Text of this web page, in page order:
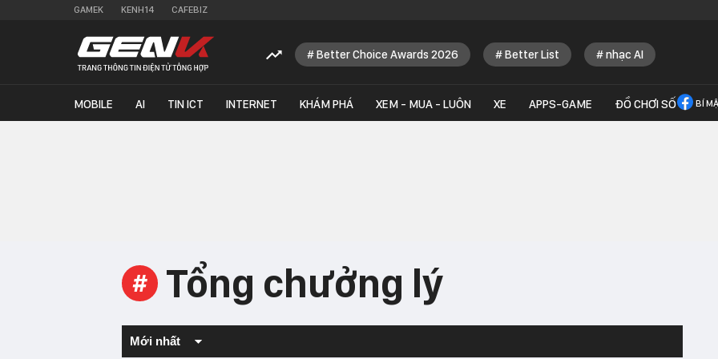
GAMEK KENH14 CAFEBIZ
Better Choice Awards 2026 Better List nhạc AI
MOBILE AI TIN ICT INTERNET KHÁM PHÁ XEM - MUA - LUÔN XE APPS-GAME ĐỒ CHƠI SỐ BÍ
# Tổng chưởng lý
Mới nhất